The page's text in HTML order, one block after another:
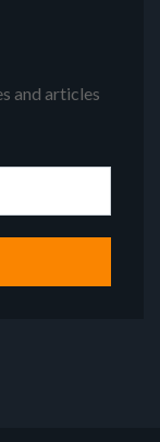
and articles